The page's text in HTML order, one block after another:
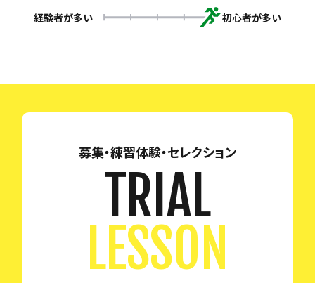
経験者が多い 初心者が多い
募集・練習体験・セレクション
TRIAL
LESSON